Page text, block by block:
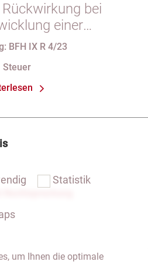
bei
einer
wegen Wegfalls
BFH IX R 4/23
Steuer
Statistik
um Ihnen die optimale